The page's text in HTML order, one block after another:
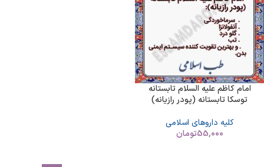
امام کاظم علیه السلام تابستانه
توسکا تابستانه (پودر رازیانه)
کلیه داروهای اسلامی
55,000تومان